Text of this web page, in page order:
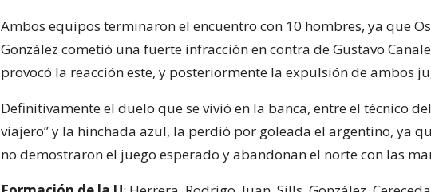
Ambos equipos terminaron el encuentro con 10 hombres, ya que
González cometió una fuerte infracción en contra de Gustavo
provocó la reacción este, y posteriormente la expulsión de ambos
Definitivamente el duelo que se vivió en la banca, entre el técnico
viajero” y la hinchada azul, la perdió por goleada el argentino, ya
no demostraron el juego esperado y abandonan el norte con las